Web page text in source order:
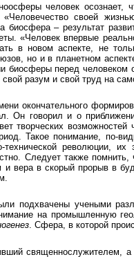
человек
«Человечество своей
биосфера – результат
«Человек впервые
в новом аспекте, не
но и в планетном
биосферы перед
разум и свой труд на
окончательного
Он говорил и о
творческих возможностей
Такое понимание, по-
технической революции,
Следует также
и вера в скорый прорыв в
подхвачены учеными
на промышленную
. Сфера, в которой
священнослужителем, а